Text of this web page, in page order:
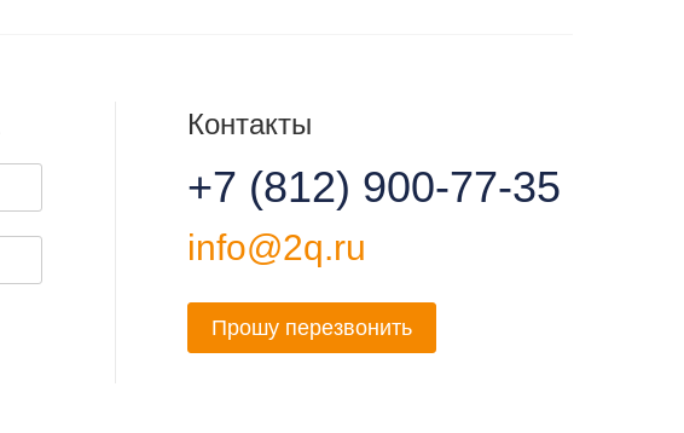
Контакты
+7 (812) 900-77-35
info@2q.ru
Прошу перезвонить